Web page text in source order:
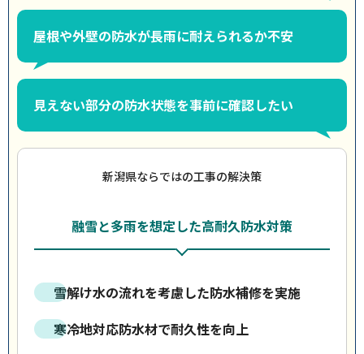
屋根や外壁の防水が長雨に耐えられるか不安
見えない部分の防水状態を事前に確認したい
新潟県ならではの工事の解決策
融雪と多雨を想定した高耐久防水対策
雪解け水の流れを考慮した防水補修を実施
寒冷地対応防水材で耐久性を向上